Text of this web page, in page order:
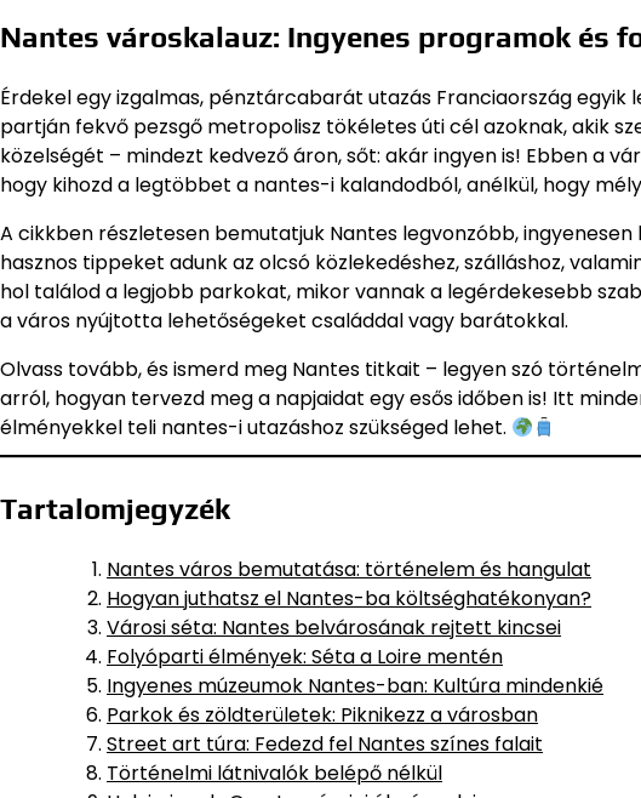
Nantes városkalauz: Ingyenes programok és
Érdekel egy izgalmas, pénztárcabarát utazás Franciaország egyik
partján fekvő pezsgő metropolisz tökéletes úti cél azoknak, akik
közelségét – mindezt kedvező áron, sőt: akár ingyen is! Ebben a
hogy kihozd a legtöbbet a nantes-i kalandodból, anélkül, hogy
A cikkben részletesen bemutatjuk Nantes legvonzóbb,
hasznos tippeket adunk az olcsó közlekedéshez, szálláshoz,
hol találod a legjobb parkokat, mikor vannak a legérdekesebb
a város nyújtotta lehetőségeket családdal vagy barátokkal.
Olvass tovább, és ismerd meg Nantes titkait – legyen szó
arról, hogyan tervezd meg a napjaidat egy esős időben is! Itt
élményekkel teli nantes-i utazáshoz szükséged lehet.
Tartalomjegyzék
Nantes város bemutatása: történelem és hangulat
Hogyan juthatsz el Nantes-ba költséghatékonyan?
Városi séta: Nantes belvárosának rejtett kincsei
Folyóparti élmények: Séta a Loire mentén
Ingyenes múzeumok Nantes-ban: Kultúra mindenkié
Parkok és zöldterületek: Piknikezz a városban
Street art túra: Fedezd fel Nantes színes falait
Történelmi látnivalók belépő nélkül